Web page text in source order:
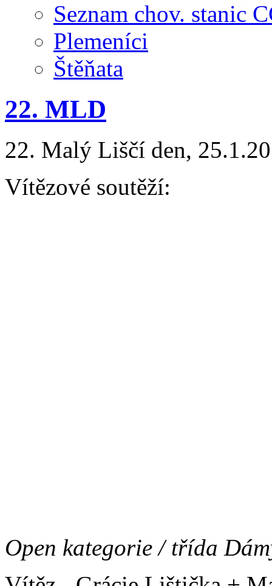
Seznam chov. stanic
Plemeníci
Štěňata
22. MLD
22. Malý Liščí den,
Vítězové soutěží:
Open kategorie / třída